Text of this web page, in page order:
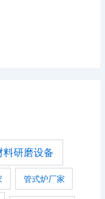
料研磨设备
管式炉厂家